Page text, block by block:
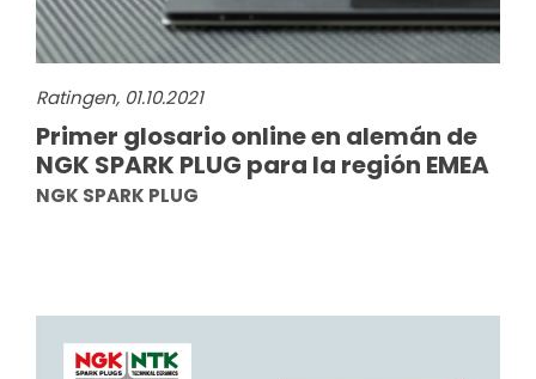
Ratingen, 01.10.2021
Primer glosario online en alemán de
NGK SPARK PLUG para la región EMEA
NGK SPARK PLUG